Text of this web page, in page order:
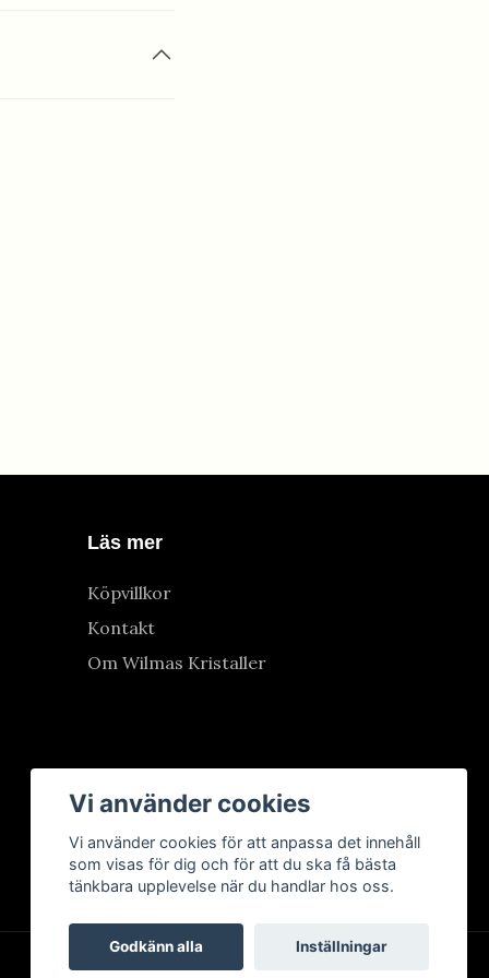
Läs mer
Köpvillkor
Kontakt
Om Wilmas Kristaller
Vi använder cookies
Vi använder cookies för att anpassa det innehåll
som visas för dig och för att du ska få bästa
tänkbara upplevelse när du handlar hos oss.
Godkänn alla Inställningar